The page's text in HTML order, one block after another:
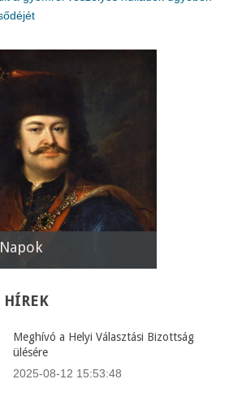
HÍREK
Meghívó a Helyi Választási Bizottság
ülésére
2025-08-12 15:53:48